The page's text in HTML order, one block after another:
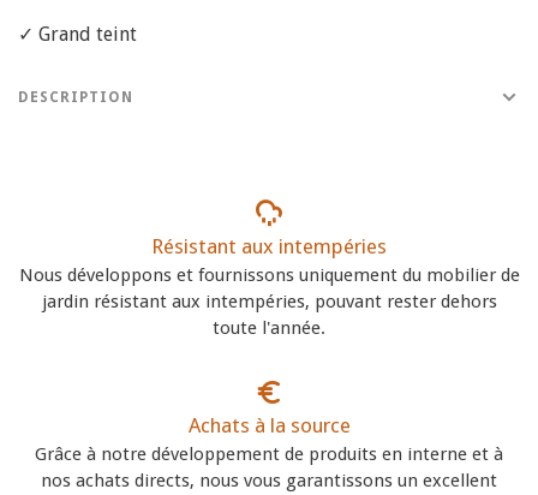
✓ Grand teint
DESCRIPTION
Résistant aux intempéries
Nous développons et fournissons uniquement du mobilier de
jardin résistant aux intempéries, pouvant rester dehors
toute l'année.
Achats à la source
Grâce à notre développement de produits en interne et à
nos achats directs, nous vous garantissons un excellent